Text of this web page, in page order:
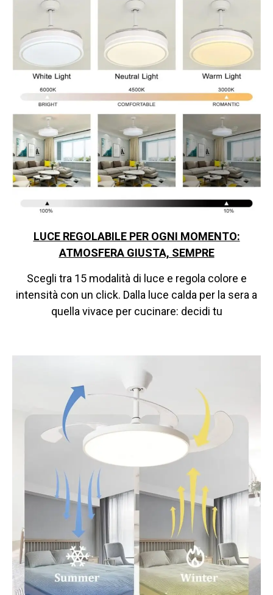
LUCE REGOLABILE PER OGNI MOMENTO:
ATMOSFERA GIUSTA, SEMPRE
Scegli tra 15 modalità di luce e regola colore e
intensità con un click. Dalla luce calda per la sera a
quella vivace per cucinare: decidi tu